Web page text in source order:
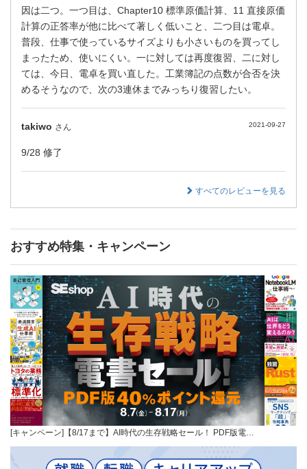
因は二つ。一つ目は、Chapter10 標準原価計算、11 直接原価
計算の正答率が他に比べて著しく低いこと、二つ目は電卓。
普段、仕事で使っているサイズよりも小さいものを買ってし
まったため、使いにくい。一に対しては再度復習、二に対し
ては、今日、電卓を買い直した。工業簿記の点数が合否を決
めるそうなので、次の3連休までみっちり復習したい。
takiwo さん 2021-09-27
9/28 修了
すべてのレビューを見る
おすすめ特集・キャンペーン
[キャンペーン]【8/17まで】AI時代の生存戦略セール！ PDF版電…